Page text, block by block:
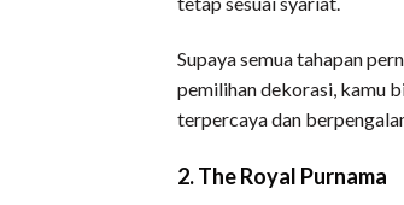
Supaya semua tahapan
pemilihan dekorasi, kamu
terpercaya dan
2. The Royal Purnama